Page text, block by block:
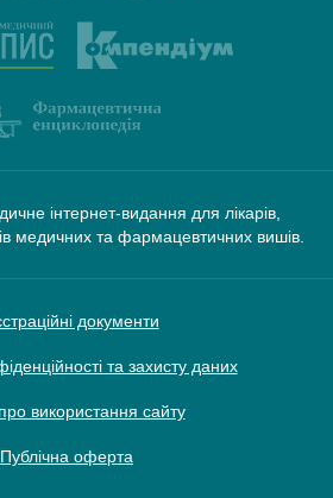
інтернет-видання для лікарів,
медичних та фармацевтичних вишів.
документи
та захисту даних
використання сайту
Публічна оферта